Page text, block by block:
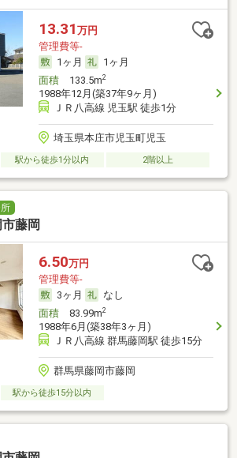
13.31 万円
管理費等-
1ヶ月
1ヶ月
面積133.5m2
1988年12月(築37年9ヶ月)
ＪＲ八高線 児玉駅 徒歩1分
埼玉県本庄市児玉町児玉
駅から徒歩1分以内 2階以上
藤岡
6.50万円
管理費等-
3ヶ月
なし
面積83.99m2
1988年6月(築38年3ヶ月)
ＪＲ八高線 群馬藤岡駅 徒歩15分
群馬県藤岡市藤岡
駅から徒歩15分以内